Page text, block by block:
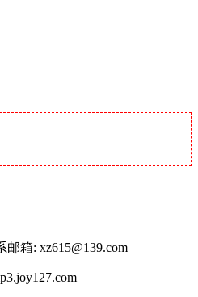
箱: xz615@139.com